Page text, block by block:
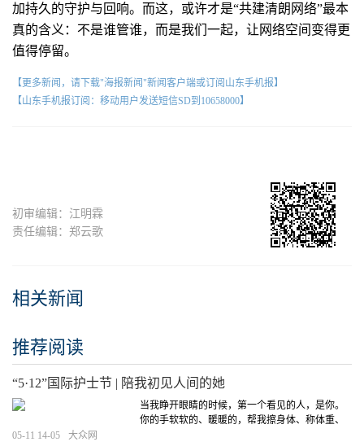
加持久的守护与回响。而这，或许才是“共建清朗网络”最本
真的含义：不是谁管谁，而是我们一起，让网络空间变得更
值得停留。
【更多新闻，请下载"海报新闻"新闻客户端或订阅山东手机报】
【山东手机报订阅：移动用户发送短信SD到10658000】
初审编辑：江明霖
责任编辑：郑云歌
相关新闻
推荐阅读
“5·12”国际护士节 | 陪我初见人间的她
当我睁开眼睛的时候，第一个看见的人，是你。
你的手软软的、暖暖的，帮我擦身体、称体重、
05-11 14-05 大众网